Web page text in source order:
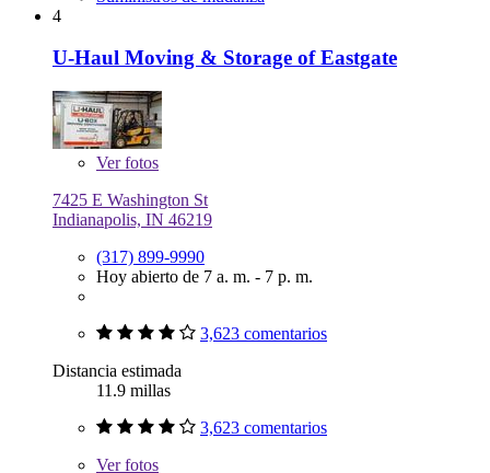
4
U-Haul Moving & Storage of Eastgate
Verfotos
7425 E Washington St
Indianapolis, IN 46219
(317) 899-9990
Hoy abierto de 7 a. m. - 7 p. m.
3,623 comentarios
Distancia estimada
11.9 millas
3,623 comentarios
Verfotos